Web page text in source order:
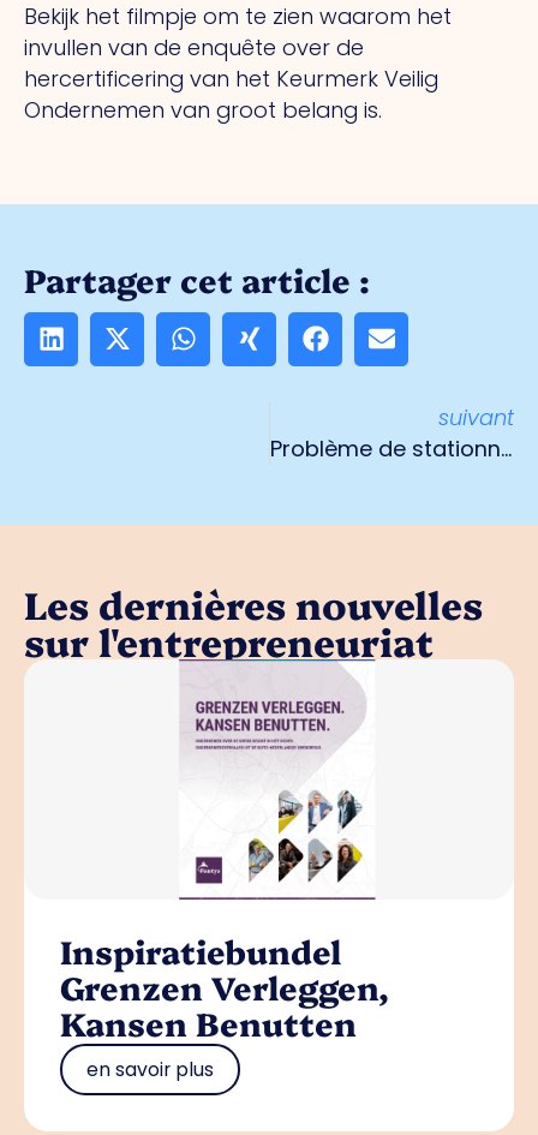
Bekijk het filmpje om te zien waarom het
invullen van de enquête over de
hercertificering van het Keurmerk Veilig
Ondernemen van groot belang is.
Partager cet article :
suivant
Problème de stationnement
Les dernières nouvelles
sur l'entrepreneuriat
Inspiratiebundel
Grenzen Verleggen,
Kansen Benutten
en savoir plus